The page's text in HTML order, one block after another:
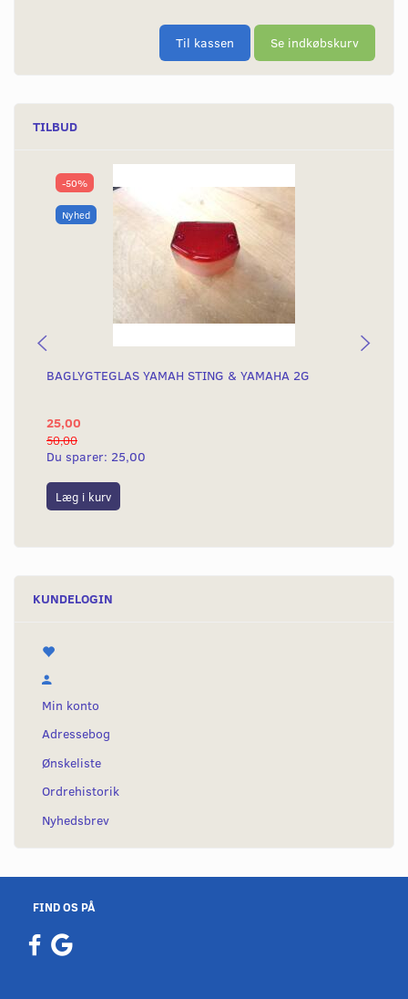
Til kassen Se indkøbskurv
TILBUD
-50%
Nyhed
BAGLYGTEGLAS YAMAH STING & YAMAHA 2G
25,00
50,00
Du sparer: 25,00
Læg i kurv
KUNDELOGIN
Min konto
Adressebog
Ønskeliste
Ordrehistorik
Nyhedsbrev
FIND OS PÅ